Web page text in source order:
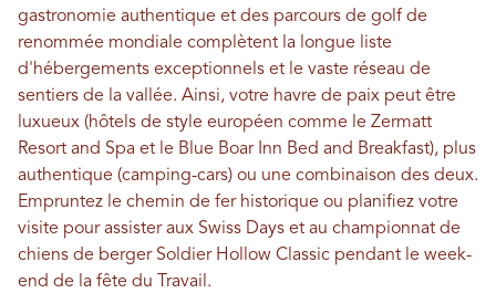
gastronomie authentique et des parcours de golf de
renommée mondiale complètent la longue liste
d'hébergements exceptionnels et le vaste réseau de
sentiers de la vallée. Ainsi, votre havre de paix peut être
luxueux (hôtels de style européen comme le Zermatt
Resort and Spa et le Blue Boar Inn Bed and Breakfast), plus
authentique (camping-cars) ou une combinaison des deux.
Empruntez le chemin de fer historique ou planifiez votre
visite pour assister aux Swiss Days et au championnat de
chiens de berger Soldier Hollow Classic pendant le week-
end de la fête du Travail.